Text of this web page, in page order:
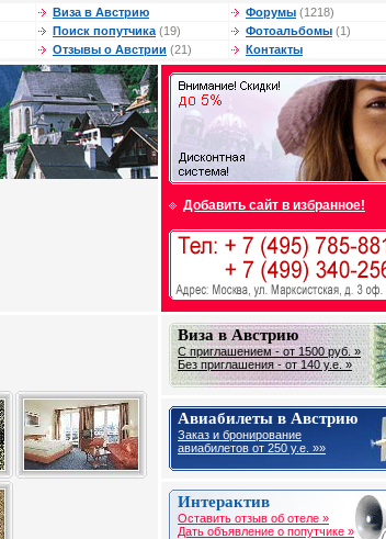
Виза в Австрию Форумы (1218)
Поиск попутчика (19) Фотоальбомы (1)
Отзывы о Австрии (21) Контакты
Добавить сайт в избранное!
Виза в Австрию
С приглашением - от 1500 руб. »
Без приглашения - от 140 у.е. »
Авиабилеты в Австрию
Заказ и бронирование
авиабилетов от 250 y.e. »»
Интерактив
Оставить отзыв об отеле »
Дать объявление о попутчике »